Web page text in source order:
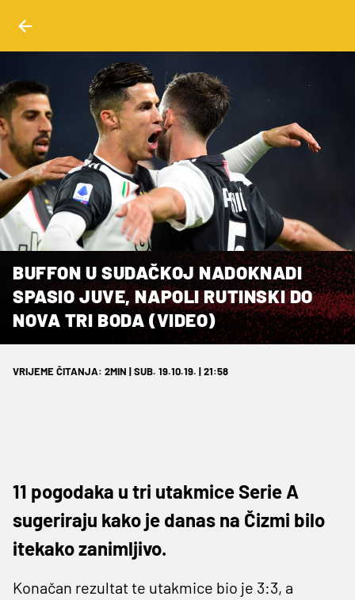
BUFFON U SUDAČKOJ NADOKNADI
SPASIO JUVE, NAPOLI RUTINSKI DO
NOVA TRI BODA (VIDEO)
VRIJEME ČITANJA: 2MIN | SUB. 19.10.19. | 21:58
11 pogodaka u tri utakmice Serie A
sugeriraju kako je danas na Čizmi bilo
itekako zanimljivo.
Konačan rezultat te utakmice bio je 3:3, a